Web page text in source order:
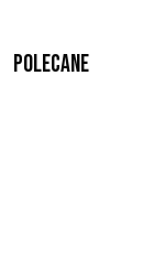
Polecane